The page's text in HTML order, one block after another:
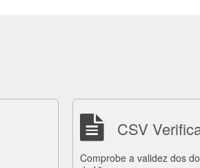
CSV
Comprobe a validez dos